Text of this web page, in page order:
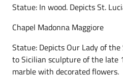
Statue: In wood. Depicts St.
Chapel Madonna Maggiore
Statue: Depicts Our Lady of
to Sicilian sculpture of the late
marble with decorated flowers.